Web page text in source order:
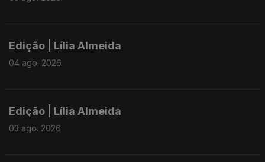
Edição | Lília Almeida
04 ago. 2026
Edição | Lília Almeida
03 ago. 2026